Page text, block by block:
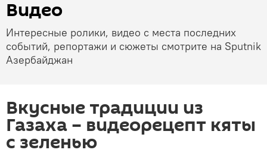
Видео
Интересные ролики, видео с места последних
событий, репортажи и сюжеты смотрите на Sputnik
Азербайджан
Вкусные традиции из
Газаха – видеорецепт кяты
с зеленью